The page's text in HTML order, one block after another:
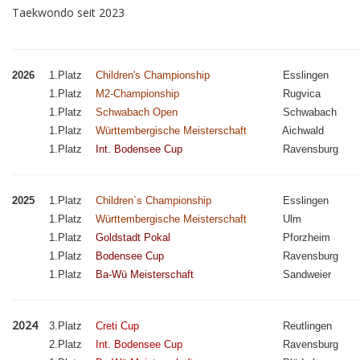
Taekwondo seit 2023
2026 1.Platz Children's Championship
Esslingen
1.Platz
M2-Championship
Rugvica
1.Platz
Schwabach Open
Schwabach
1.Platz
Württembergische Meisterschaft
Aichwald
1.Platz
Int. Bodensee Cup Ravensburg
2025 1.Platz Children`s Championship
Esslingen
1.Platz
Württembergische Meisterschaft
Ulm
1.Platz
Goldstadt Pokal
Pforzheim
1.Platz
Bodensee Cup
Ravensburg
1.Platz
Ba-Wü Meisterschaft Sandweier
2024 3.Platz Creti Cup
Reutlingen
2.Platz
Int. Bodensee Cup
Ravensburg